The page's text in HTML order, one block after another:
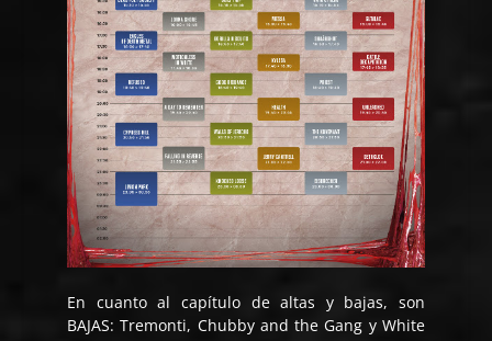
En cuanto al capítulo de altas y bajas, son
BAJAS: Tremonti, Chubby and the Gang y White